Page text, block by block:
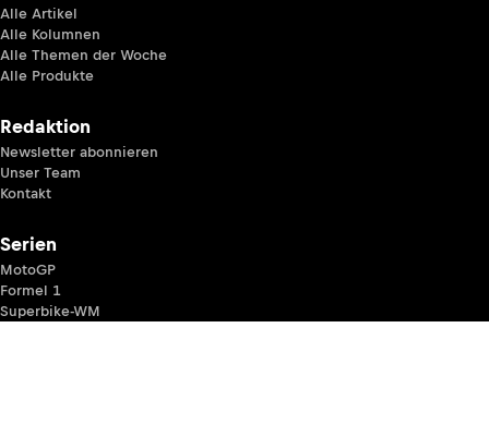
Alle Artikel
Alle Kolumnen
Alle Themen der Woche
Alle Produkte
Redaktion
Newsletter abonnieren
Unser Team
Kontakt
Serien
MotoGP
Formel 1
Superbike-WM